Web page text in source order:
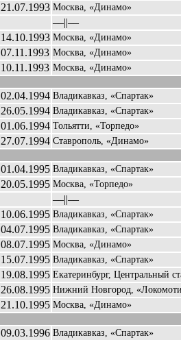
21.07.1993 Москва, «Динамо»
––||––
14.10.1993 Москва, «Динамо»
07.11.1993 Москва, «Динамо»
10.11.1993 Москва, «Динамо»
02.04.1994 Владикавказ, «Спартак»
26.05.1994 Владикавказ, «Спартак»
01.06.1994 Тольятти, «Торпедо»
27.07.1994 Ставрополь, «Динамо»
01.04.1995 Владикавказ, «Спартак»
20.05.1995 Москва, «Торпедо»
––||––
10.06.1995 Владикавказ, «Спартак»
04.07.1995 Владикавказ, «Спартак»
08.07.1995 Москва, «Динамо»
15.07.1995 Владикавказ, «Спартак»
19.08.1995 Екатеринбург, Центральный
26.08.1995 Нижний Новгород,
21.10.1995 Москва, «Динамо»
09.03.1996 Владикавказ, «Спартак»